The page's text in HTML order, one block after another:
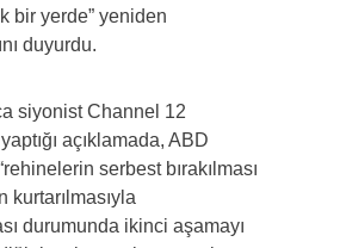
bir yerde” yeniden
duyurdu.
siyonist Channel 12
açıklamada, ABD
serbest bırakılması
kurtarılmasıyla
durumunda ikinci aşamayı